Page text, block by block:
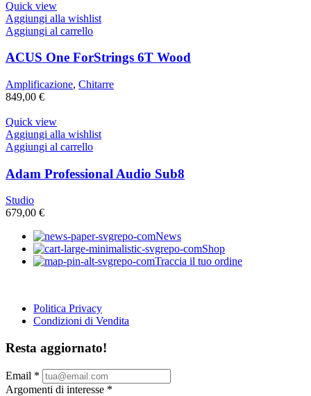
Quick view
Aggiungi alla wishlist
Aggiungi al carrello
ACUS One ForStrings 6T Wood
Amplificazione, Chitarre
849,00 €
Quick view
Aggiungi alla wishlist
Aggiungi al carrello
Adam Professional Audio Sub8
Studio
679,00 €
News
Shop
Traccia il tuo ordine
Politica Privacy
Condizioni di Vendita
Resta aggiornato!
Email *
Argomenti di interesse *